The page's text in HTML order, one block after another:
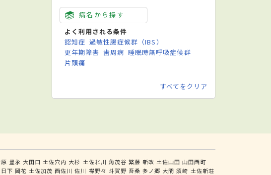
病名から探す
よく利用される条件
認知症 過敏性腸症候群（IBS）
更年期障害 歯周病 睡眠時無呼吸症候群
片頭痛
すべてをクリア
豊永 大田口 土佐穴内 大杉 土佐北川 角茂谷 繁藤 新改 土佐山田 山田西町
日下 岡花 土佐加茂 西佐川 佐川 襟野々 斗賀野 吾桑 多ノ郷 大間 須崎 土佐新荘